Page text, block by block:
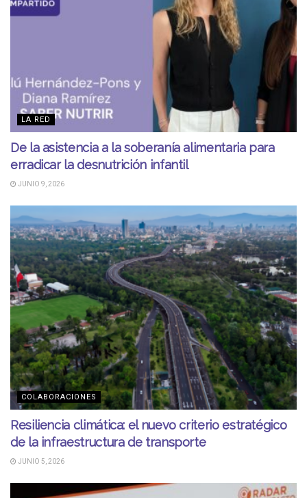
LA RED
De la asistencia a la soberanía alimentaria para
erradicar la desnutrición infantil
JUNIO 9, 2026
COLABORACIONES
Resiliencia climática: el nuevo criterio estratégico
de la infraestructura de transporte
JUNIO 5, 2026